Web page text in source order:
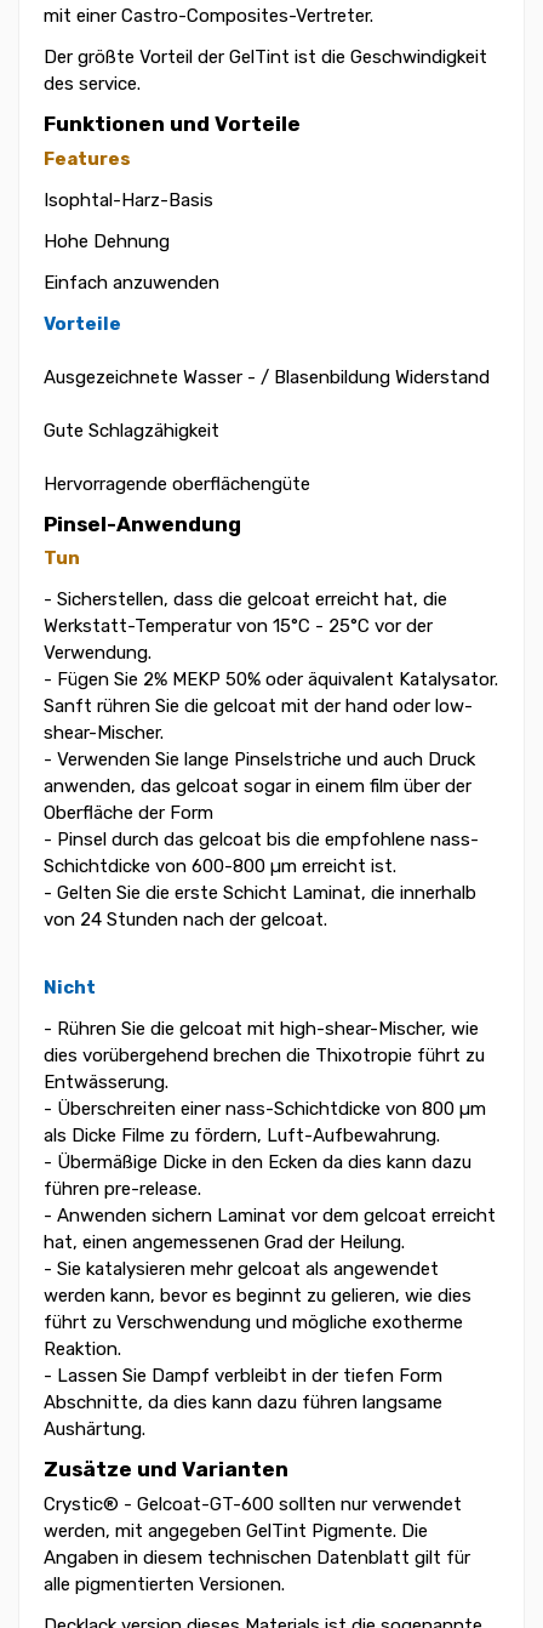
mit einer Castro-Composites-Vertreter.
Der größte Vorteil der GelTint ist die Geschwindigkeit
des service.
Funktionen und Vorteile
Features
Isophtal-Harz-Basis
Hohe Dehnung
Einfach anzuwenden
Vorteile
Ausgezeichnete Wasser - / Blasenbildung Widerstand
Gute Schlagzähigkeit
Hervorragende oberflächengüte
Pinsel-Anwendung
Tun
- Sicherstellen, dass die gelcoat erreicht hat, die
Werkstatt-Temperatur von 15°C - 25°C vor der
Verwendung.
- Fügen Sie 2% MEKP 50% oder äquivalent Katalysator.
Sanft rühren Sie die gelcoat mit der hand oder low-
shear-Mischer.
- Verwenden Sie lange Pinselstriche und auch Druck
anwenden, das gelcoat sogar in einem film über der
Oberfläche der Form
- Pinsel durch das gelcoat bis die empfohlene nass-
Schichtdicke von 600-800 µm erreicht ist.
- Gelten Sie die erste Schicht Laminat, die innerhalb
von 24 Stunden nach der gelcoat.
Nicht
- Rühren Sie die gelcoat mit high-shear-Mischer, wie
dies vorübergehend brechen die Thixotropie führt zu
Entwässerung.
- Überschreiten einer nass-Schichtdicke von 800 µm
als Dicke Filme zu fördern, Luft-Aufbewahrung.
- Übermäßige Dicke in den Ecken da dies kann dazu
führen pre-release.
- Anwenden sichern Laminat vor dem gelcoat erreicht
hat, einen angemessenen Grad der Heilung.
- Sie katalysieren mehr gelcoat als angewendet
werden kann, bevor es beginnt zu gelieren, wie dies
führt zu Verschwendung und mögliche exotherme
Reaktion.
- Lassen Sie Dampf verbleibt in der tiefen Form
Abschnitte, da dies kann dazu führen langsame
Aushärtung.
Zusätze und Varianten
Crystic® - Gelcoat-GT-600 sollten nur verwendet
werden, mit angegeben GelTint Pigmente. Die
Angaben in diesem technischen Datenblatt gilt für
alle pigmentierten Versionen.